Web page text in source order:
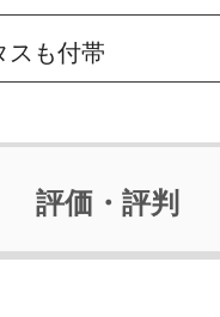
スも付帯
評価・評判